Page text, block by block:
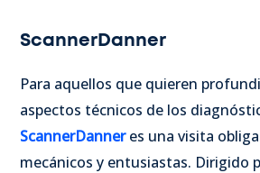
ScannerDanner
Para aquellos que quieren
aspectos técnicos de los
ScannerDanneres una visita
mecánicos y entusiastas. Dirigido